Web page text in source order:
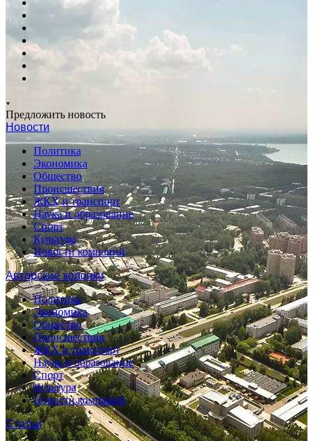
Предложить новость
Новости
Политика
Экономика
Общество
Происшествия
ЖКХ и транспорт
Наука и образование
Спорт
Культура
Новости компаний
Авторские колонки
Политика
Экономика
Общество
Происшествия
ЖКХ и транспорт
Наука и образование
Спорт
Культура
Новости компаний
Статьи